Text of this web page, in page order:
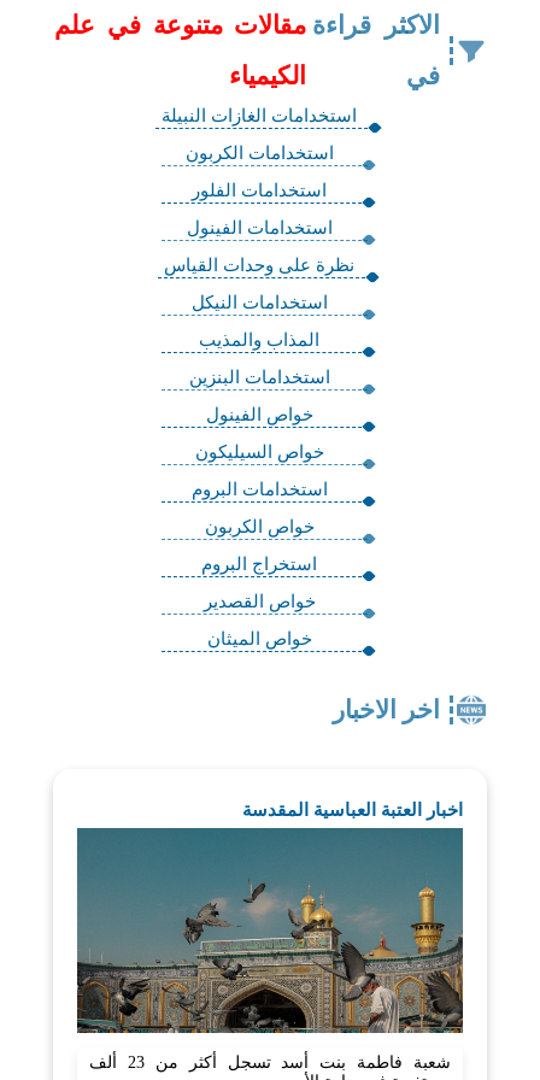
الاكثر قراءة
في
مقالات متنوعة في علم
الكيمياء
استخدامات الغازات النبيلة
استخدامات الكربون
استخدامات الفلور
استخدامات الفينول
نظرة على وحدات القياس
استخدامات النيكل
المذاب والمذيب
استخدامات البنزين
خواص الفينول
خواص السيليكون
استخدامات البروم
خواص الكربون
استخراج البروم
خواص القصدير
خواص الميثان
اخر الاخبار
اخبار العتبة العباسية المقدسة
شعبة فاطمة بنت أسد تسجل أكثر من 23 ألف